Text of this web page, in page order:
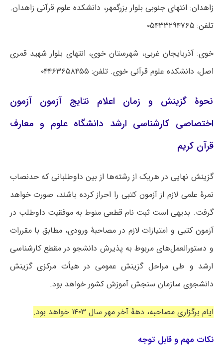
زاهدان: انتهای جنوبی بلوار بزرگمهر، دانشکده علوم قرآنی زاهدان.
تلفن: ۰۵۴۳۳۲۹۴۷۶۵
خوی: آذربایجان غربی، شهرستان خوی، انتهای بلوار شهید قمری
اصل، دانشکده علوم قرآنی خوی. تلفن: ۰۴۴۶۳۶۵۸۴۵۵
نحوۀ گزینش و زمان اعلام نتایج آزمون آزمون
اختصاصی کارشناسی ارشد دانشگاه علوم و معارف
قرآن کریم
گزینش نهایی در هریک از رشته‌ها از بین داوطلبانی که حدنصاب
نمرۀ علمی لازم از آزمون کتبی را احراز کرده باشند، صورت خواهد
گرفت. بدیهی است ثبت نام قطعی منوط به موفقیت داوطلب در
آزمون کتبی و امتیازات لازم در مصاحبۀ ورودی، مطابق با مقررات
و دستورالعمل‌های مربوط به پذیرش دانشجو در مقطع کارشناسی
ارشد و طی مراحل گزینش عمومی در هیأت مرکزی گزینش
دانشجوی سازمان سنجش آموزش کشور خواهد بود.
ایام برگزاری مصاحبه، دهۀ آخر مهر سال ۱۴۰۳ خواهد بود.
نکات مهم و قابل توجه